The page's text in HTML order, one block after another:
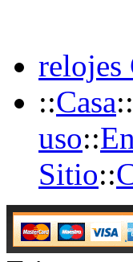
relojes
::Casa::
uso::
Sitio::